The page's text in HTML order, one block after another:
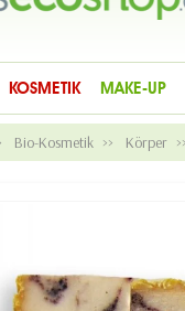
KOSMETIK MAKE-UP
Bio-Kosmetik Körper